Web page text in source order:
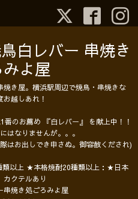
白レバー 串焼き
よ屋
き屋。横浜駅周辺で焼鳥・串焼きな
お越しあれ！
のお薦め 『白レバー』 を献上中！！
はなりませんが。。。
はお出しでき申さぬ。御容赦くだされ)
以上 ★本格焼酎20種類以上：★日本
カクテルあり
串焼き処ごろみよ屋